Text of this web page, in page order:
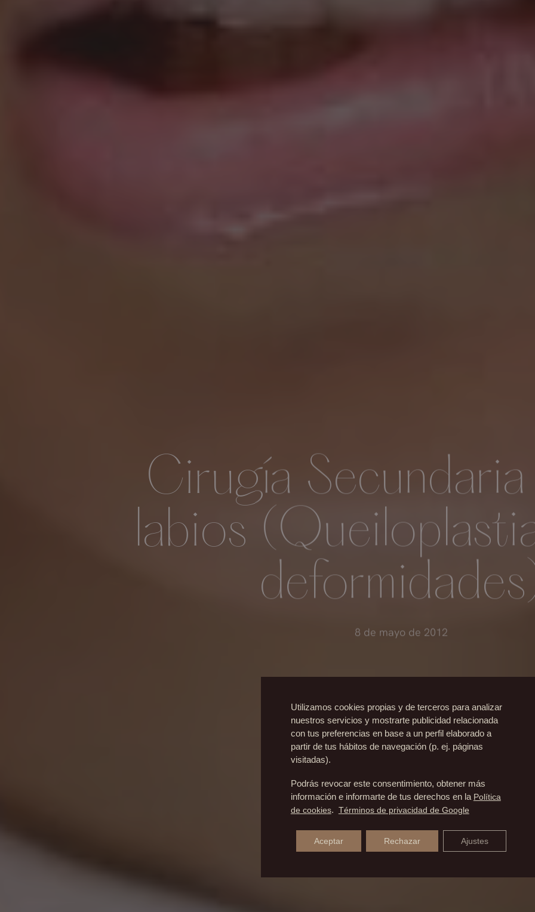
Cirugía
labios
8 de mayo de 2012
Utilizamos cookies propias y de terceros para analizar
nuestros servicios y mostrarte publicidad relacionada
con tus preferencias en base a un perfil elaborado a
partir de tus hábitos de navegación (p. ej. páginas
visitadas).
Podrás revocar este consentimiento, obtener más
información e informarte de tus derechos en la Política
de cookies. Términos de privacidad de Google
Aceptar Rechazar Ajustes